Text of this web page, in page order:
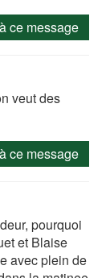
ce message
veut des
ce message
pourquoi
et Blaise
avec plein de